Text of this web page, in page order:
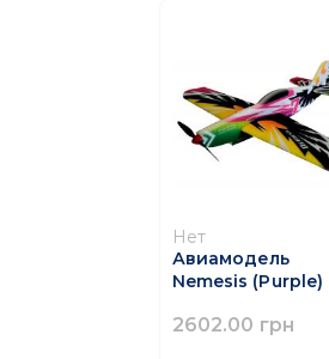
Нет
Авиамодель
Nemesis (Purple)
2602.00 грн